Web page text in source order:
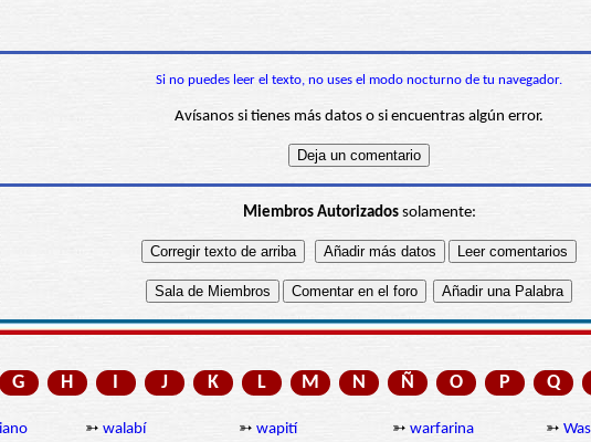
Si no puedes leer el texto, no uses el modo nocturno de tu navegador.
Avísanos si tienes más datos o si encuentras algún error.
Miembros Autorizadossolamente:
G H I J K L M N Ñ O P Q
➳ walabí ➳ wapití ➳ warfarina ➳